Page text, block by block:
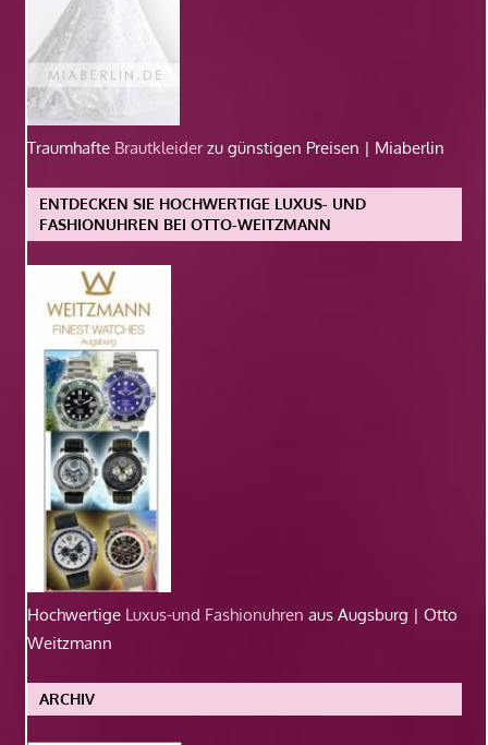
Traumhafte Brautkleiderzu günstigen Preisen | Miaberlin
ENTDECKEN SIE HOCHWERTIGE LUXUS- UND
FASHIONUHREN BEI OTTO-WEITZMANN
Hochwertige Luxus-und Fashionuhren aus Augsburg | Otto
Weitzmann
ARCHIV